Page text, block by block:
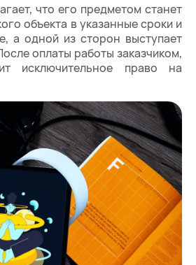
что его предметом станет
объекта в указанные сроки и
а одной из сторон выступает
оплаты работы заказчиком,
исключительное право на